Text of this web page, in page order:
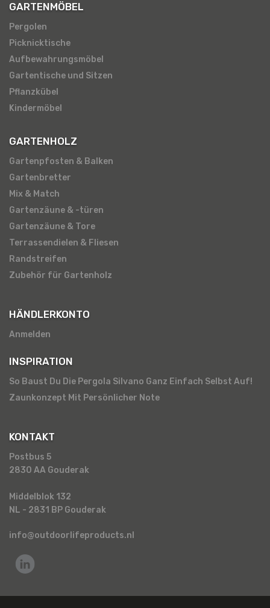
GARTENMÖBEL
Pergolen
Picknicktische
Aufbewahrungsmöbel
Gartentische und Sitzen
Pflanzkübel
Kindermöbel
GARTENHOLZ
Gartenpfosten & Balken
Gartenbretter
Mix & Match
Gartenzäune & -türen
Gartenzäune & Tore
Terrassendielen & Fliesen
Randstreifen
Zubehör für Gartenholz
HÄNDLERKONTO
Anmelden
INSPIRATION
So Baust Du Die Pergola Silvano Ganz Einfach Selbst Auf!
Zaunkonzept Mit Persönlicher Note
KONTAKT
Postbus 5
2830 AA Gouderak
Middelblok 132
NL - 2831 BP Gouderak
info@outdoorlifeproducts.nl